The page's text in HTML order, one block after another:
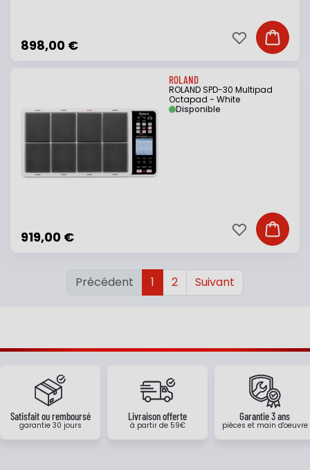
898,00 € Ajouter
Ajouter à ma
ROLAND
ROLAND SPD-30 Multipad
Octapad - White
919,00 €
Disponible
Ajouter
Ajouter à ma
Précédent 1 2 Suivant
Satisfait ou remboursé
garantie 30 jours
Livraison offerte
à partir de 59€
Garantie 3 ans
pièces et main d'oeuvre